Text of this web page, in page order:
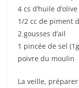
4 cs d’huile d’olive
1/2 cc de piment
2 gousses d’ail
1 pincée de sel
poivre du moulin
La veille,